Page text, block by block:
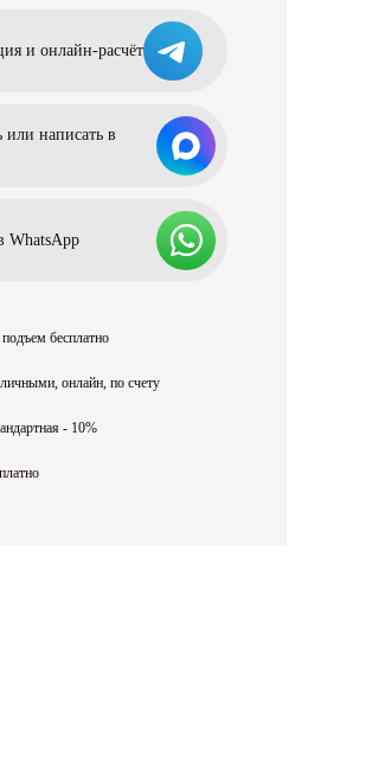
и онлайн-расчёт
или написать в
WhatsApp
бесплатно
онлайн, по счету
- 10%